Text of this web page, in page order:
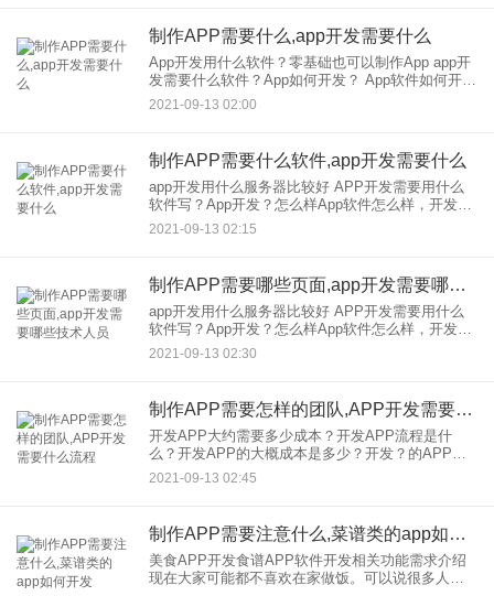
制作APP需要什么,app开发需要什么
App开发用什么软件？零基础也可以制作App app开
发需要什么软件？App如何开发？ App软件如何开
发？开发App需要什么技术？ 目前APP开发，有两
种开发模式，分别是编程开发和免编程开发
2021-09-13 02:00
制作APP需要什么软件,app开发需要什么
app开发用什么服务器比较好 APP开发需要用什么
软件写？App开发？怎么样App软件怎么样，开发？
开发App需要什么技术？ 目前APP开发，有两种开
发模式，分别是编程开发和免编程开发
2021-09-13 02:15
制作APP需要哪些页面,app开发需要哪些技术人员
app开发用什么服务器比较好 APP开发需要用什么
软件写？App开发？怎么样App软件怎么样，开发？
开发App需要什么技术？ 目前APP开发，有两种开
发模式，分别是编程开发和免编程开发
2021-09-13 02:30
制作APP需要怎样的团队,APP开发需要什么流程
开发APP大约需要多少成本？开发APP流程是什
么？开发APP的大概成本是多少？开发？的APP流
程是怎样的但是你不知道成本，多少钱？我不知道
APP开发的流程是怎样的。2019年，开发一款高质
2021-09-13 02:45
制作APP需要注意什么,菜谱类的app如何开发
美食APP开发食谱APP软件开发相关功能需求介绍
现在大家可能都不喜欢在家做饭。可以说很多人都